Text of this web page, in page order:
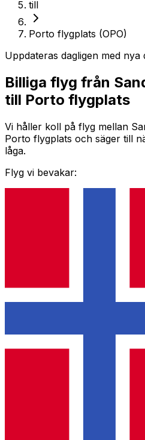
till
Porto flygplats (OPO)
Uppdateras dagligen med nya
Billiga flyg från
till Porto flygplats
Vi håller koll på flyg mellan
Porto flygplats och säger till
låga.
Flyg vi bevakar: